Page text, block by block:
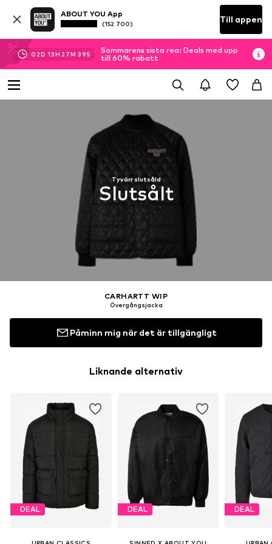
ABOUT YOU App
(152 700) Till appen
02D 13H 27M 39S
Sommarens sista rea: Deals med upp
till 60% rabatt
Tyvärr slutsåld
Slutsålt
CARHARTT WIP
Övergångsjacka
Påminn mig när det är tillgängligt
Liknande alternativ
DEAL DEAL DEAL